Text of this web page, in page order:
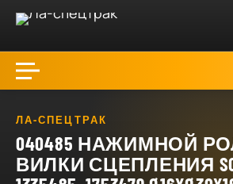
ЛА-СПЕЦТРАК
040485 НАЖИМНОЙ
ВИЛКИ СЦЕПЛЕНИЯ